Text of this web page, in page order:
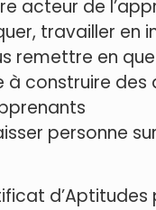
acteur de
travailler en
remettre en
à construire
personne